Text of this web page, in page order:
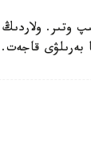
وتىر.
بەرىلۋى قاجەت.